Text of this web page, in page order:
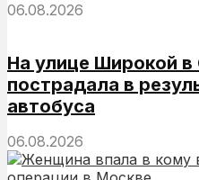
06.08.2026
На улице Широкой
пострадала в
автобуса
06.08.2026